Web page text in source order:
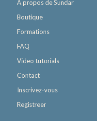
A propos de Sundar
Boutique
Formations
FAQ
Video tutorials
Contact
Inscrivez-vous
Registreer